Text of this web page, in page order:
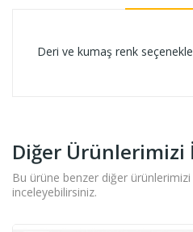
Deri ve kumaş renk
Diğer Ürünlerimizi
Bu ürüne benzer diğer ürünlerimizi
inceleyebilirsiniz.